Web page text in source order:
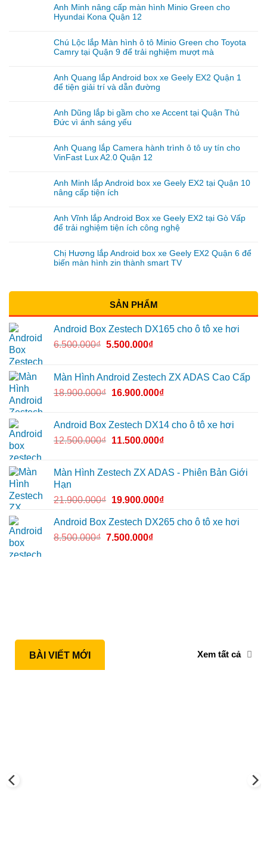
Anh Minh nâng cấp màn hình Minio Green cho
Hyundai Kona Quận 12
Chú Lộc lắp Màn hình ô tô Minio Green cho Toyota
Camry tại Quận 9 để trải nghiệm mượt mà
Anh Quang lắp Android box xe Geely EX2 Quận 1
để tiện giải trí và dẫn đường
Anh Dũng lắp bi gầm cho xe Accent tại Quận Thủ
Đức vì ánh sáng yếu
Anh Quang lắp Camera hành trình ô tô uy tín cho
VinFast Lux A2.0 Quận 12
Anh Minh lắp Android box xe Geely EX2 tại Quận 10
nâng cấp tiện ích
Anh Vĩnh lắp Android Box xe Geely EX2 tại Gò Vấp
để trải nghiệm tiện ích công nghệ
Chị Hương lắp Android box xe Geely EX2 Quận 6 để
biến màn hình zin thành smart TV
SẢN PHẨM
Android Box Zestech DX165 cho ô tô xe hơi
6.500.000₫ 5.500.000₫
Màn Hình Android Zestech ZX ADAS Cao Cấp
18.900.000₫ 16.900.000₫
Android Box Zestech DX14 cho ô tô xe hơi
12.500.000₫ 11.500.000₫
Màn Hình Zestech ZX ADAS - Phiên Bản Giới
Hạn
21.900.000₫ 19.900.000₫
Android Box Zestech DX265 cho ô tô xe hơi
8.500.000₫ 7.500.000₫
BÀI VIẾT MỚI Xem tất cả